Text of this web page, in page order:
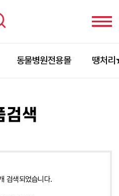
동물병원전용몰 땡처
검색
검색되었습니다.